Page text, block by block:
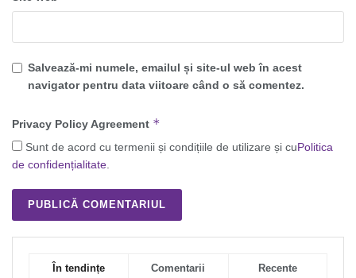
Salvează-mi numele, emailul și site-ul web în acest
navigator pentru data viitoare când o să comentez.
Privacy Policy Agreement *
Sunt de acord cu termenii și condițiile de utilizare și cuPolitica
de confidențialitate.
În tendințe Comentarii Recente